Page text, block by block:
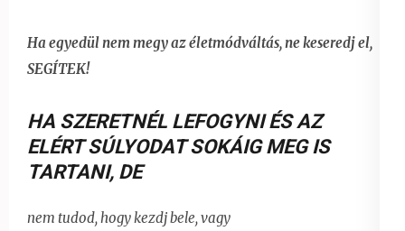
Ha egyedül nem megy az életmódváltás, ne keseredj el,
SEGÍTEK!
HA SZERETNÉL LEFOGYNI ÉS AZ
ELÉRT SÚLYODAT SOKÁIG MEG IS
TARTANI, DE
nem tudod, hogy kezdj bele, vagy